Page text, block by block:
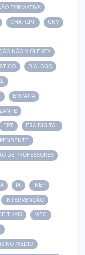
FORMATIVA
CHATGPT CNV
NÃO VIOLENTA
DIÁLOGO
EMPATIA
EPT ERA DIGITAL
DE PROFESSORES
IA INEP
INTERVENÇÃO
MEC
MÉDIO